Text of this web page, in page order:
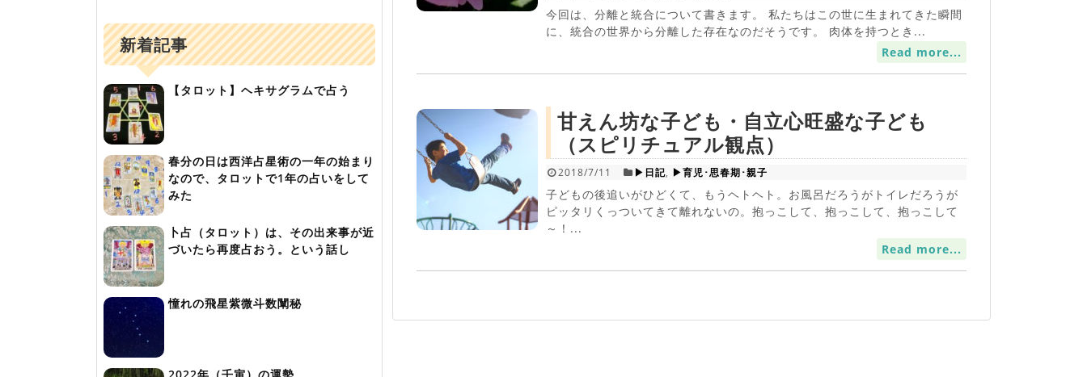
今回は、分離と統合について書きます。 私たちはこの世に生まれてきた瞬間
に、統合の世界から分離した存在なのだそうです。 肉体を持つとき...
Read more...
甘えん坊な子ども・自立心旺盛な子ども
（スピリチュアル観点）
2018/7/11 ▶日記, ▶育児･思春期･親子
子どもの後追いがひどくて、もうヘトヘト。お風呂だろうがトイレだろうが
ピッタリくっついてきて離れないの。抱っこして、抱っこして、抱っこして
～！...
Read more...
新着記事
【タロット】ヘキサグラムで占う
春分の日は西洋占星術の一年の始まり
なので、タロットで1年の占いをして
みた
卜占（タロット）は、その出来事が近
づいたら再度占おう。という話し
憧れの飛星紫微斗数闡秘